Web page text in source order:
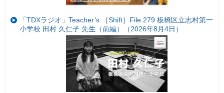
「TDXラジオ」Teacher’s ［Shift］File.279 板橋区立志村第一
小学校 田村 久仁子 先生（前編）（2026年8月4日）